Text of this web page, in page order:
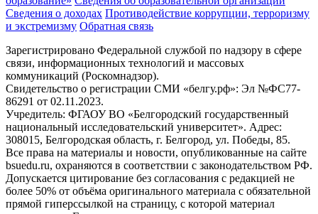
Сведения о доходах Противодействие коррупции, терроризму
и экстремизму Обратная связь
Зарегистрировано Федеральной службой по надзору в сфере
связи, информационных технологий и массовых
коммуникаций (Роскомнадзор).
Свидетельство о регистрации СМИ «белгу.рф»: Эл №ФС77-
86291 от 02.11.2023.
Учредитель: ФГАОУ ВО «Белгородский государственный
национальный исследовательский университет». Адрес:
308015, Белгородская область, г. Белгород, ул. Победы, 85.
Все права на материалы и новости, опубликованные на сайте
bsuedu.ru, охраняются в соответствии с законодательством РФ.
Допускается цитирование без согласования с редакцией не
более 50% от объёма оригинального материала с обязательной
прямой гиперссылкой на страницу, с которой материал